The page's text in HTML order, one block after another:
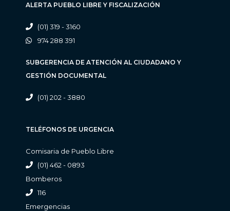
ALERTA PUEBLO LIBRE Y FISCALIZACIÓN
(01) 319 - 3160
974 288 391
SUBGERENCIA DE ATENCIÓN AL CIUDADANO Y
GESTIÓN DOCUMENTAL
(01) 202 - 3880
TELÉFONOS DE URGENCIA
Comisaria de Pueblo Libre
(01) 462 - 0893
Bomberos
116
Emergencias